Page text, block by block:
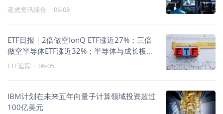
老虎资讯综合 · 06-08
ETF日报｜2倍做空IonQ ETF涨近27%；三倍
做空半导体ETF涨近32%；半导体与成长板块
重挫
ETF追踪 · 06-05
IBM计划在未来五年向量子计算领域投资超过
100亿美元